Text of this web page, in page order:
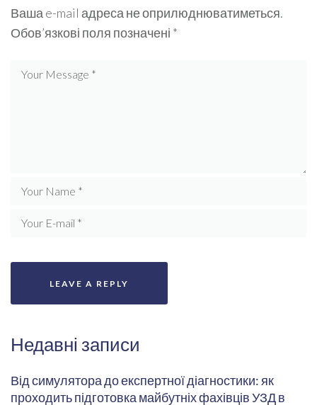
Ваша e-mail адреса не оприлюднюватиметься.
Обов’язкові поля позначені *
Недавні записи
Від симулятора до експертної діагностики: як
проходить підготовка майбутніх фахівців УЗД в